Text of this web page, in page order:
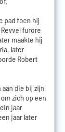
pad toen hij
furore
maakte hij
later
Robert
die bij zijn
zich op een
jaar
jaar later